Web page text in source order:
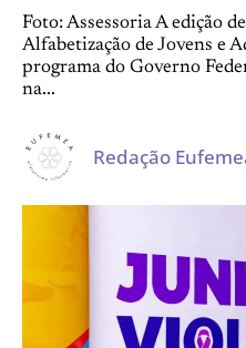
Foto: Assessoria A edição
Alfabetização de Jovens e
programa do Governo
na...
Redação